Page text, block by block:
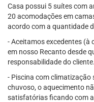
Casa possui 5 suítes com
20 acomodações em
acordo com a quantidade
- Aceitamos excedentes
em nosso Recanto desde
responsabilidade do cliente.
- Piscina com climatização
chuvoso, o aquecimento
satisfatórias ficando com